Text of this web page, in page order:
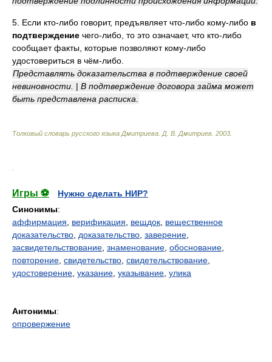
5. Если кто-либо говорит, предъявляет что-либо кому-либо в
подтверждение чего-либо, то это означает, что кто-либо
сообщает факты, которые позволяют кому-либо
удостовериться в чём-либо.
Представлять доказательства в подтверждение своей
невиновности. | В подтверждение договора займа может
быть представлена расписка.
Толковый словарь русского языка Дмитриева Д. В. Дмитриев. 2003
Игры ⚽
Нужно сделать НИР?
Синонимы:
аффирмация
верификация вещдок вещественное
доказательство доказательство заверение
засвидетельствование знаменование обоснование
повторение свидетельство свидетельствование
удостоверение указание указывание улика
Антонимы:
опровержение